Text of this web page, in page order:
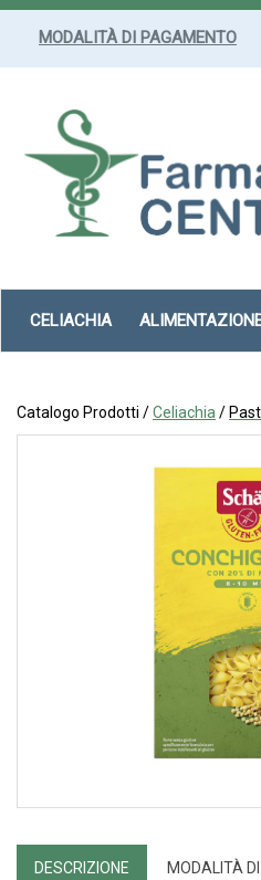
Passa
MODALITÀ DI PAGAMENTO
CELIACHIA
Catalogo Prodotti /Celiachia /
DESCRIZIONE MODALITÀ